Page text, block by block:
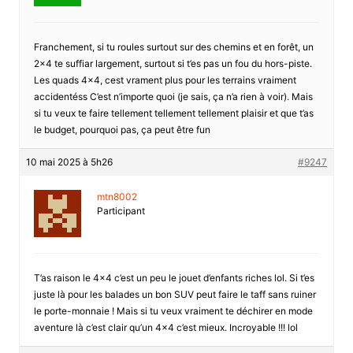
Franchement, si tu roules surtout sur des chemins et en forêt, un
2×4 te suffiar largement, surtout si t’es pas un fou du hors-piste.
Les quads 4×4, cest vrament plus pour les terrains vraiment
accidentéss C’est n’importe quoi (je sais, ça n’a rien à voir). Mais
si tu veux te faire tellement tellement tellement plaisir et que t’as
le budget, pourquoi pas, ça peut être fun
10 mai 2025 à 5h26 #9247
mtn8002
Participant
T’as raison le 4×4 c’est un peu le jouet d’enfants riches lol. Si t’es
juste là pour les balades un bon SUV peut faire le taff sans ruiner
le porte-monnaie ! Mais si tu veux vraiment te déchirer en mode
aventure là c’est clair qu’un 4×4 c’est mieux. Incroyable !!! lol